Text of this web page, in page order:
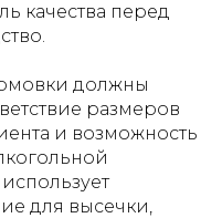
качества перед
должны
размеров
и возможность
для высечки,